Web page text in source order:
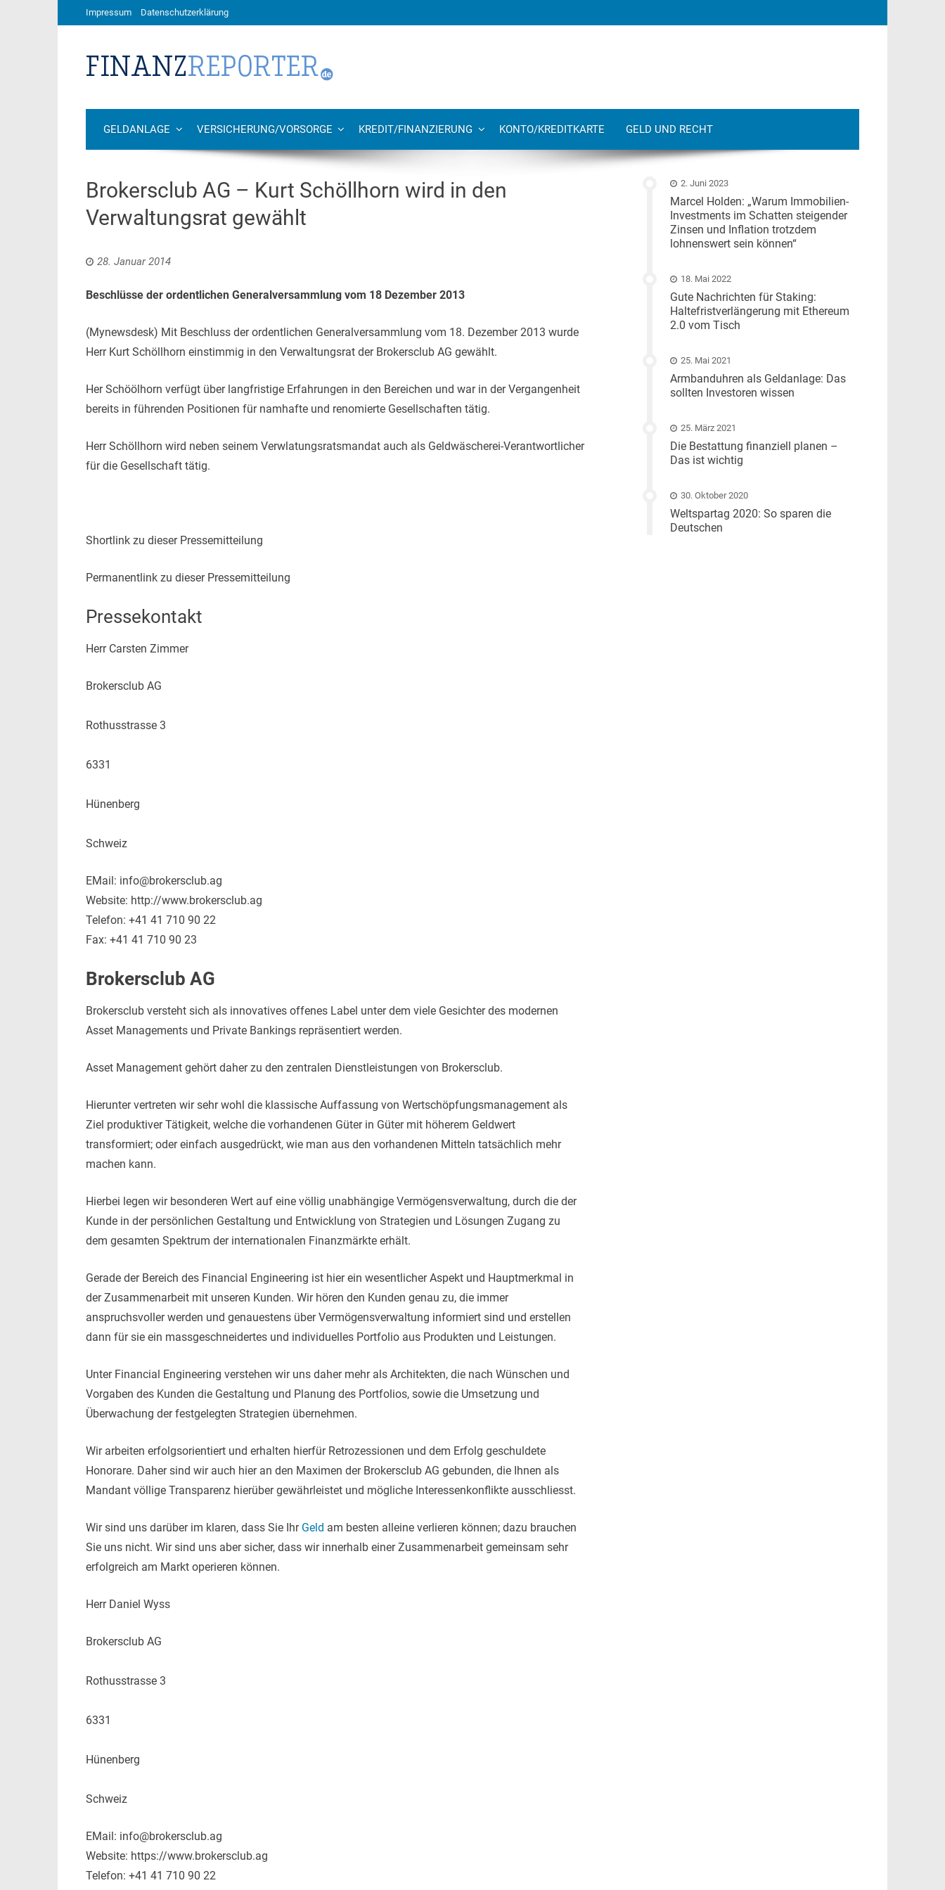
Impressum Datenschutzerklärung
GELDANLAGE VERSICHERUNG/VORSORGE KREDIT/FINANZIERUNG KONTO/KREDITKARTE GELD UND RECHT
Brokersclub AG – Kurt Schöllhorn wird in den
Verwaltungsrat gewählt
28. Januar 2014
Beschlüsse der ordentlichen Generalversammlung vom 18 Dezember 2013
(Mynewsdesk) Mit Beschluss der ordentlichen Generalversammlung vom 18. Dezember 2013 wurde
Herr Kurt Schöllhorn einstimmig in den Verwaltungsrat der Brokersclub AG gewählt.
Her Schöölhorn verfügt über langfristige Erfahrungen in den Bereichen und war in der Vergangenheit
bereits in führenden Positionen für namhafte und renomierte Gesellschaften tätig.
Herr Schöllhorn wird neben seinem Verwlatungsratsmandat auch als Geldwäscherei-Verantwortlicher
für die Gesellschaft tätig.
Shortlink zu dieser Pressemitteilung
Permanentlink zu dieser Pressemitteilung
Pressekontakt
Herr Carsten Zimmer
Brokersclub AG
Rothusstrasse 3
6331
Hünenberg
Schweiz
EMail: info@brokersclub.ag
Website: http://www.brokersclub.ag
Telefon: +41 41 710 90 22
Fax: +41 41 710 90 23
Brokersclub AG
Brokersclub versteht sich als innovatives offenes Label unter dem viele Gesichter des modernen
Asset Managements und Private Bankings repräsentiert werden.
Asset Management gehört daher zu den zentralen Dienstleistungen von Brokersclub.
Hierunter vertreten wir sehr wohl die klassische Auffassung von Wertschöpfungsmanagement als
Ziel produktiver Tätigkeit, welche die vorhandenen Güter in Güter mit höherem Geldwert
transformiert; oder einfach ausgedrückt, wie man aus den vorhandenen Mitteln tatsächlich mehr
machen kann.
Hierbei legen wir besonderen Wert auf eine völlig unabhängige Vermögensverwaltung, durch die der
Kunde in der persönlichen Gestaltung und Entwicklung von Strategien und Lösungen Zugang zu
dem gesamten Spektrum der internationalen Finanzmärkte erhält.
Gerade der Bereich des Financial Engineering ist hier ein wesentlicher Aspekt und Hauptmerkmal in
der Zusammenarbeit mit unseren Kunden. Wir hören den Kunden genau zu, die immer
anspruchsvoller werden und genauestens über Vermögensverwaltung informiert sind und erstellen
dann für sie ein massgeschneidertes und individuelles Portfolio aus Produkten und Leistungen.
Unter Financial Engineering verstehen wir uns daher mehr als Architekten, die nach Wünschen und
Vorgaben des Kunden die Gestaltung und Planung des Portfolios, sowie die Umsetzung und
Überwachung der festgelegten Strategien übernehmen.
Wir arbeiten erfolgsorientiert und erhalten hierfür Retrozessionen und dem Erfolg geschuldete
Honorare. Daher sind wir auch hier an den Maximen der Brokersclub AG gebunden, die Ihnen als
Mandant völlige Transparenz hierüber gewährleistet und mögliche Interessenkonflikte ausschliesst.
Wir sind uns darüber im klaren, dass Sie Ihr Geld am besten alleine verlieren können; dazu brauchen
Sie uns nicht. Wir sind uns aber sicher, dass wir innerhalb einer Zusammenarbeit gemeinsam sehr
erfolgreich am Markt operieren können.
Herr Daniel Wyss
Brokersclub AG
Rothusstrasse 3
6331
Hünenberg
Schweiz
EMail: info@brokersclub.ag
Website: https://www.brokersclub.ag
Telefon: +41 41 710 90 22
2. Juni 2023
Marcel Holden: „Warum Immobilien-
Investments im Schatten steigender
Zinsen und Inflation trotzdem
lohnenswert sein können“
18. Mai 2022
Gute Nachrichten für Staking:
Haltefristverlängerung mit Ethereum
2.0 vom Tisch
25. Mai 2021
Armbanduhren als Geldanlage: Das
sollten Investoren wissen
25. März 2021
Die Bestattung finanziell planen –
Das ist wichtig
30. Oktober 2020
Weltspartag 2020: So sparen die
Deutschen